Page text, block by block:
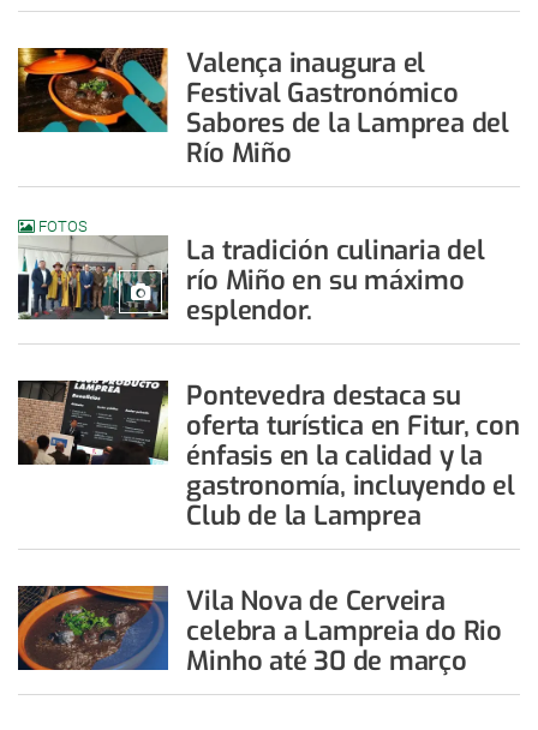
Valença inaugura el
Festival Gastronómico
Sabores de la Lamprea del
Río Miño
FOTOS
La tradición culinaria del
río Miño en su máximo
esplendor.
Pontevedra destaca su
oferta turística en Fitur, con
énfasis en la calidad y la
gastronomía, incluyendo el
Club de la Lamprea
Vila Nova de Cerveira
celebra a Lampreia do Rio
Minho até 30 de março